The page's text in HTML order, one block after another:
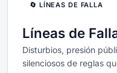
🔄 LÍNEAS DE FALLA
Líneas de
Disturbios, presión
silenciosos de reglas